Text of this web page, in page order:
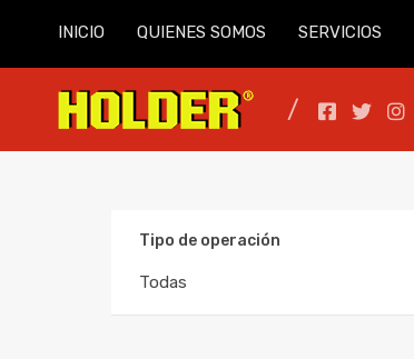
INICIO QUIENES SOMOS SERVICIOS
Tipo de operación
Todas